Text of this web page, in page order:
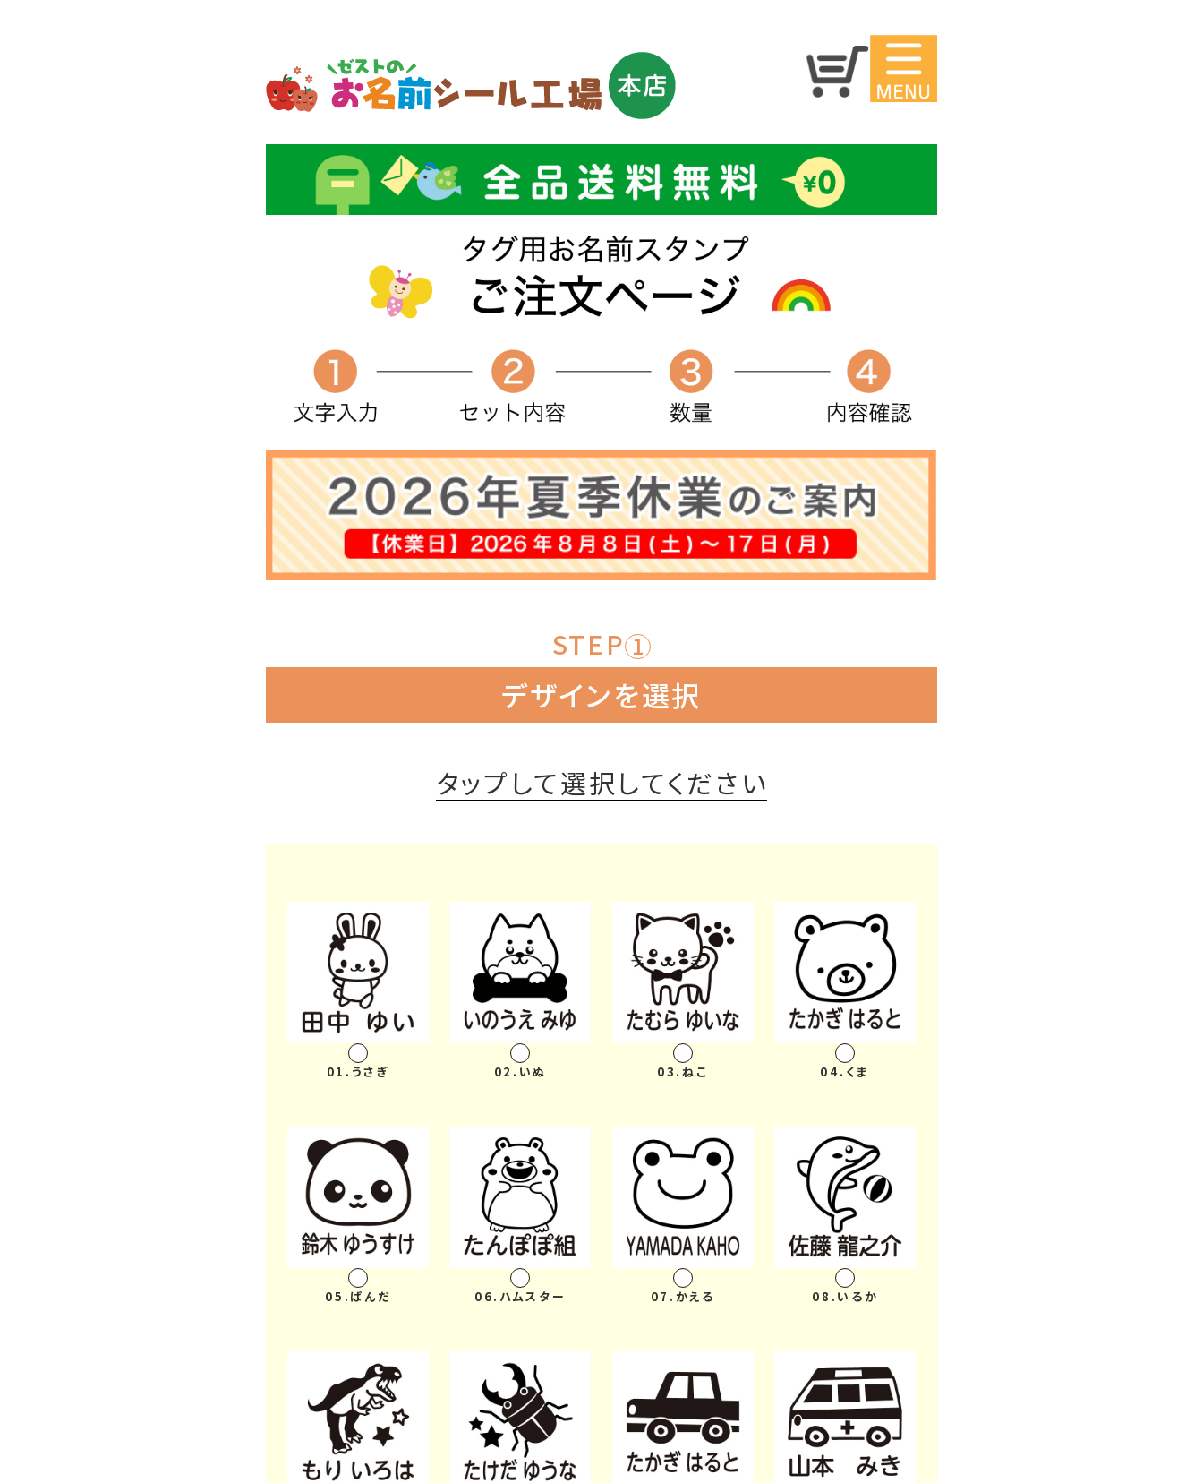
マイペー
ジ
お名前シ
ール
お買い得
お支払いについて
納期・発送方法について
会員登録
STEP 1
デザインを選択
タップして選択してください
01.うさぎ 02.いぬ 03.ねこ 04.くま
05.ぱんだ 06.ハムスター 07.かえる 08.いるか